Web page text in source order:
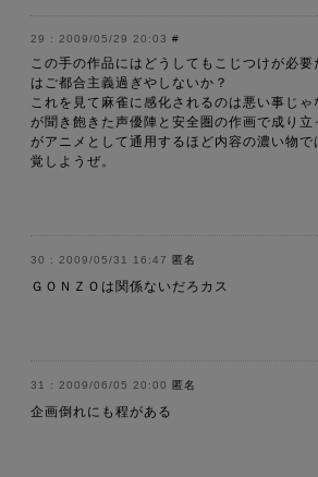
2009/05/29 20:03 #
この手の作品にはどうしてもこじつけが必
はご都合主義過ぎやしないか？
これを見て麻雀に感化されるのは悪い事じ
が聞き飽きた声優陣と安全圏の作画で成り
がアニメとして通用するほど内容の濃い物で
覚しようぜ。
2009/05/31 16:47 匿名
ＧＯＮＺＯは関係ないだろカス
2009/06/05 20:00 匿名
企画倒れにも程がある